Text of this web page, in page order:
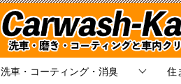
洗車・コーティング・消臭 住